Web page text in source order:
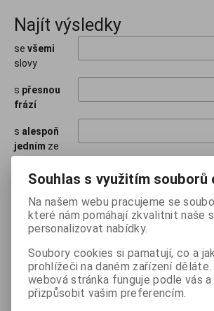
Najít výsledky
se všemi
slovy
s přesnou
frází
s alespoň
jedním ze
neobsahující
slova
začínající na
obsahující
blízko sebe
slova
Souhlas s využitím souborů
Na našem webu pracujeme se
které nám pomáhají zkvalitnit naše
personalizovat nabídky.
Soubory cookies si pamatují, co a
prohlížeči na daném zařízení
webová stránka funguje podle vás
přizpůsobit vašim preferencím.